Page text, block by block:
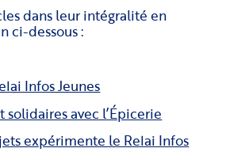
dans leur intégralité en
ci-dessous :
Infos Jeunes
solidaires avec l’Épicerie
expérimente le Relai Infos